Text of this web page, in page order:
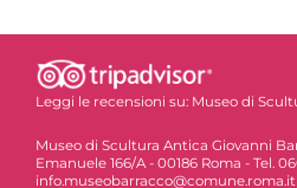
Leggi le recensioni su: Museo di
Museo di Scultura Antica Giovanni
Emanuele 166/A - 00186 Roma - Tel.
info.museobarracco@comune.roma.it